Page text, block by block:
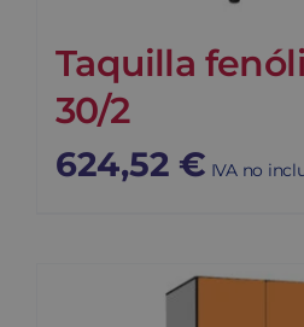
Taquilla
30/2
624,52 € IVA no